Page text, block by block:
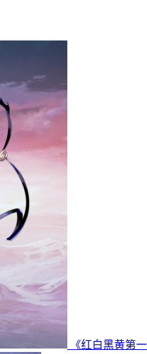
《红白黑黄第